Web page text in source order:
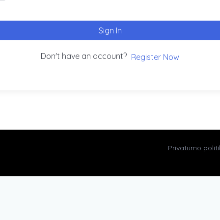
Sign In
Don't have an account? Register Now
Privatumo